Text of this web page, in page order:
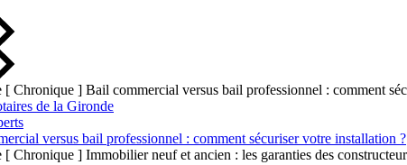
de la Gironde
versus bail professionnel : comment sécuriser votre installation ?